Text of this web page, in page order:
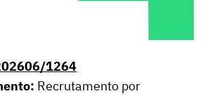
1264
Recrutamento por